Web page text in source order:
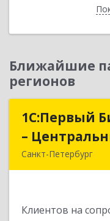
Ближайшие
регионов
1С:Первый
–
Санкт-Петербург
Клиентов на
1С:Первый